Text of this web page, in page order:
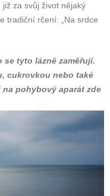
za svůj život nějaký
tradiční rčení: „Na srdce
se tyto lázně zaměřují.
cukrovkou nebo také
pohybový aparát zde